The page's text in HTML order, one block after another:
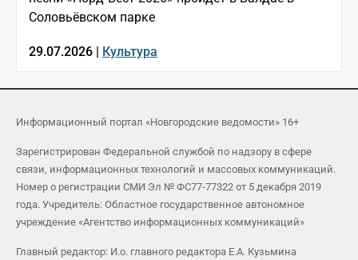
Соловьёвском парке
29.07.2026 | Культура
Информационный портал «Новгородские ведомости» 16+
Зарегистрирован Федеральной службой по надзору в сфере
связи, информационных технологий и массовых коммуникаций.
Номер о регистрации СМИ Эл № ФС77-77322 от 5 декабря 2019
года. Учредитель: Областное государственное автономное
учреждение «Агентство информационных коммуникаций»
Главный редактор: И.о. главного редактора Е.А. Кузьмина